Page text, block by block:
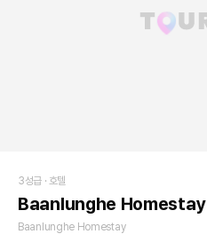
3성급 · 호텔
Baanlunghe Homestay
Baanlunghe Homestay